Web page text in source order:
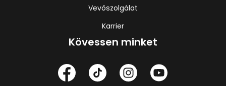
Vevőszolgálat
Karrier
Kövessen minket